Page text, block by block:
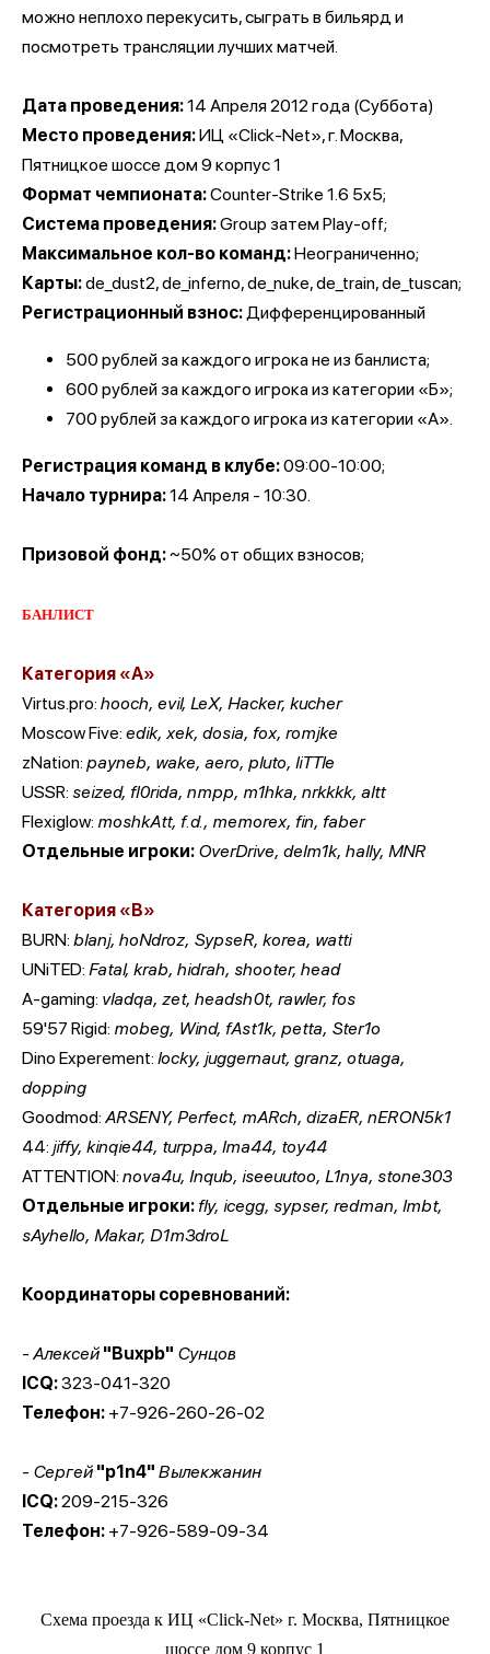
можно неплохо перекусить, сыграть в бильярд и
посмотреть трансляции лучших матчей.
Дата проведения:14 Апреля 2012 года (Суббота)
Место проведения:ИЦ «Click-Net», г. Москва,
Пятницкое шоссе дом 9 корпус 1
Формат чемпионата:Counter-Strike 1.6 5x5;
Система проведения:Group затем Play-off;
Максимальное кол-во команд:Неограниченно;
Карты:de_dust2, de_inferno, de_nuke, de_train, de_tuscan;
Регистрационный взнос: Дифференцированный
500 рублей за каждого игрока не из банлиста;
600 рублей за каждого игрока из категории «Б»;
700 рублей за каждого игрока из категории «А».
Регистрация команд в клубе:09:00-10:00;
Начало турнира:14 Апреля - 10:30.
Призовой фонд:~50% от общих взносов;
БАНЛИСТ
Категория «А»
Virtus.pro: hooch, evil, LeX, Hacker, kucher
Moscow Five: edik, xek, dosia, fox, romjke
zNation: payneb, wake, aero, pluto, liTTle
USSR: seized, fl0rida, nmpp, m1hka, nrkkkk, altt
Flexiglow: moshkAtt, f.d., memorex, fin, faber
Отдельные игроки: OverDrive, delm1k, hally, MNR
Категория «B»
BURN: blanj, hoNdroz, SypseR, korea, watti
UNiTED: Fatal, krab, hidrah, shooter, head
A-gaming: vladqa, zet, headsh0t, rawler, fos
59'57 Rigid: mobeg, Wind, fAst1k, petta, Ster1o
Dino Experement: locky, juggernaut, granz, otuaga,
dopping
Goodmod: ARSENY, Perfect, mARch, dizaER, nERON5k1
44: jiffy, kinqie44, turppa, lma44, toy44
ATTENTION: nova4u, Inqub, iseeuutoo, L1nya, stone303
Отдельные игроки: fly, icegg, sypser, redman, lmbt,
sAyhello, Makar, D1m3droL
Координаторы соревнований:
- Алексей "Buxpb" Сунцов
ICQ:323-041-320
Телефон: +7-926-260-26-02
- Сергей "p1n4" Вылекжанин
ICQ:209-215-326
Телефон: +7-926-589-09-34
Схема проезда к ИЦ «Click-Net» г. Москва, Пятницкое
шоссе дом 9 корпус 1